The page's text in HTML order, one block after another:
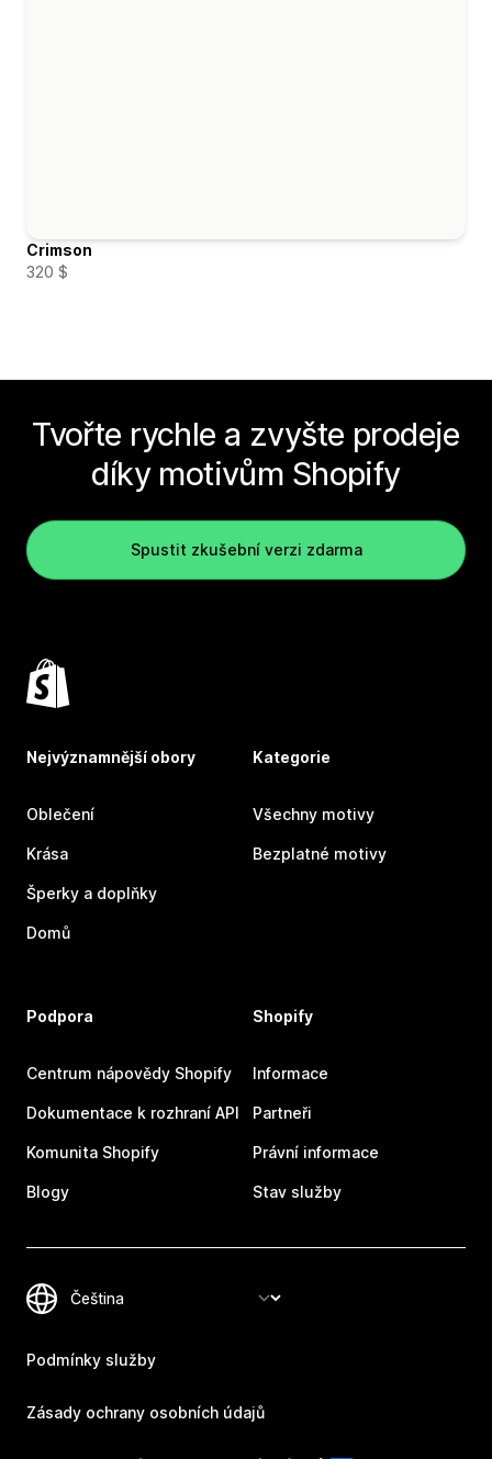
Crimson
320 $
Tvořte rychle a zvyšte prodeje
díky motivům Shopify
Spustit zkušební verzi zdarma
Nejvýznamnější obory
Oblečení
Krása
Šperky a doplňky
Domů
Kategorie
Všechny motivy
Bezplatné motivy
Podpora
Centrum nápovědy Shopify
Dokumentace k rozhraní API
Komunita Shopify
Blogy
Shopify
Informace
Partneři
Právní informace
Stav služby
Podmínky služby
Zásady ochrany osobních údajů